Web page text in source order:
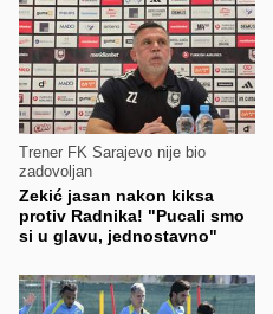
Trener FK Sarajevo nije bio
zadovoljan
Zekić jasan nakon kiksa
protiv Radnika! "Pucali smo
si u glavu, jednostavno"